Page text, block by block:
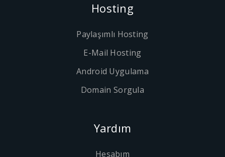
Hosting
Paylaşımlı Hosting
E-Mail Hosting
Android Uygulama
Domain Sorgula
Yardım
Hesabım